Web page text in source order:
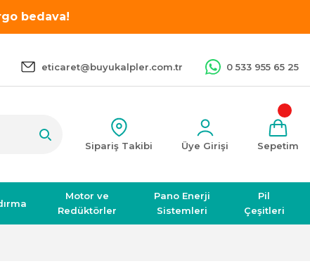
bedava!
eticaret@buyukalpler.com.tr 0 533 955 65 25
Sipariş Takibi Üye Girişi Sepetim
Motor ve
Redüktörler
Pano Enerji
Sistemleri
Pil
Çeşitleri